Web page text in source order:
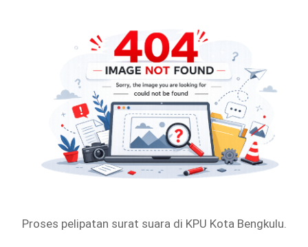
Proses pelipatan surat suara di KPU Kota Bengkulu.